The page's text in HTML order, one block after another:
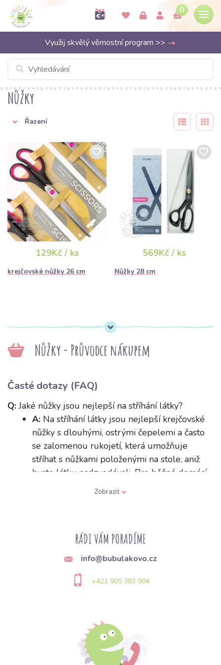
0
Využij skvělý věrnostní program >>
Nůžky
Řazení
129Kč / ks
krejčovské nůžky 26 cm
569Kč / ks
Nůžky 28 cm
Nůžky - Průvodce nákupem
Časté dotazy (FAQ)
Q:Jaké nůžky jsou nejlepší na stříhání látky?
A: Na stříhání látky jsou nejlepší krejčovské
nůžky s dlouhými, ostrými čepelemi a často
se zalomenou rukojetí, která umožňuje
stříhat s nůžkami položenými na stole, aniž
byste látku nadzvedávali. Pro běžné domácí
šití postačí délka přibližně 20–25 cm. Kvalitní
Jaký je rozdíl mezi krejčovskými a běžnými
Krejčovské nůžky mají delší a ostřejší
čepele a často zalomenou rukojeť, takže
stříhají látku čistě a přesně i ve více vrstvách.
nerovné okraje a třepení. Proto se na šití
vyplatí mít vyhrazené samostatné krejčovské
Zobrazit
RÁDI VÁM PORADÍME
info@bubulakovo.cz
+421 905 383 904